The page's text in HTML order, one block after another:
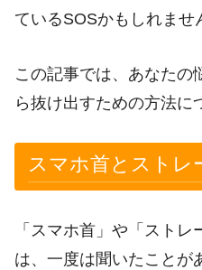
ているSOSかもしれませ
この記事では、あなたの
ら抜け出すための方法に
スマホ首とストレ
「スマホ首」や「スト
は、一度は聞いたことが